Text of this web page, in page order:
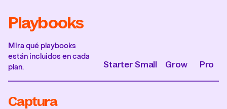
Playbooks
Mira qué playbooks
están incluidos en cada
plan.
Starter Small Grow Pro
Captura